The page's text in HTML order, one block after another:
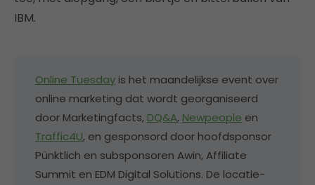
IBM.
Online Tuesday is het maandelijkse event over
online marketing dat wordt georganiseerd
door Marketingfacts, DQ&A, Newpeople en
Traffic4U, en gesponsord door hoofdsponsor
Pünktlich en subsponsoren Awin, Affiliate
Summit en EDM Digital Solutions. De locatie-